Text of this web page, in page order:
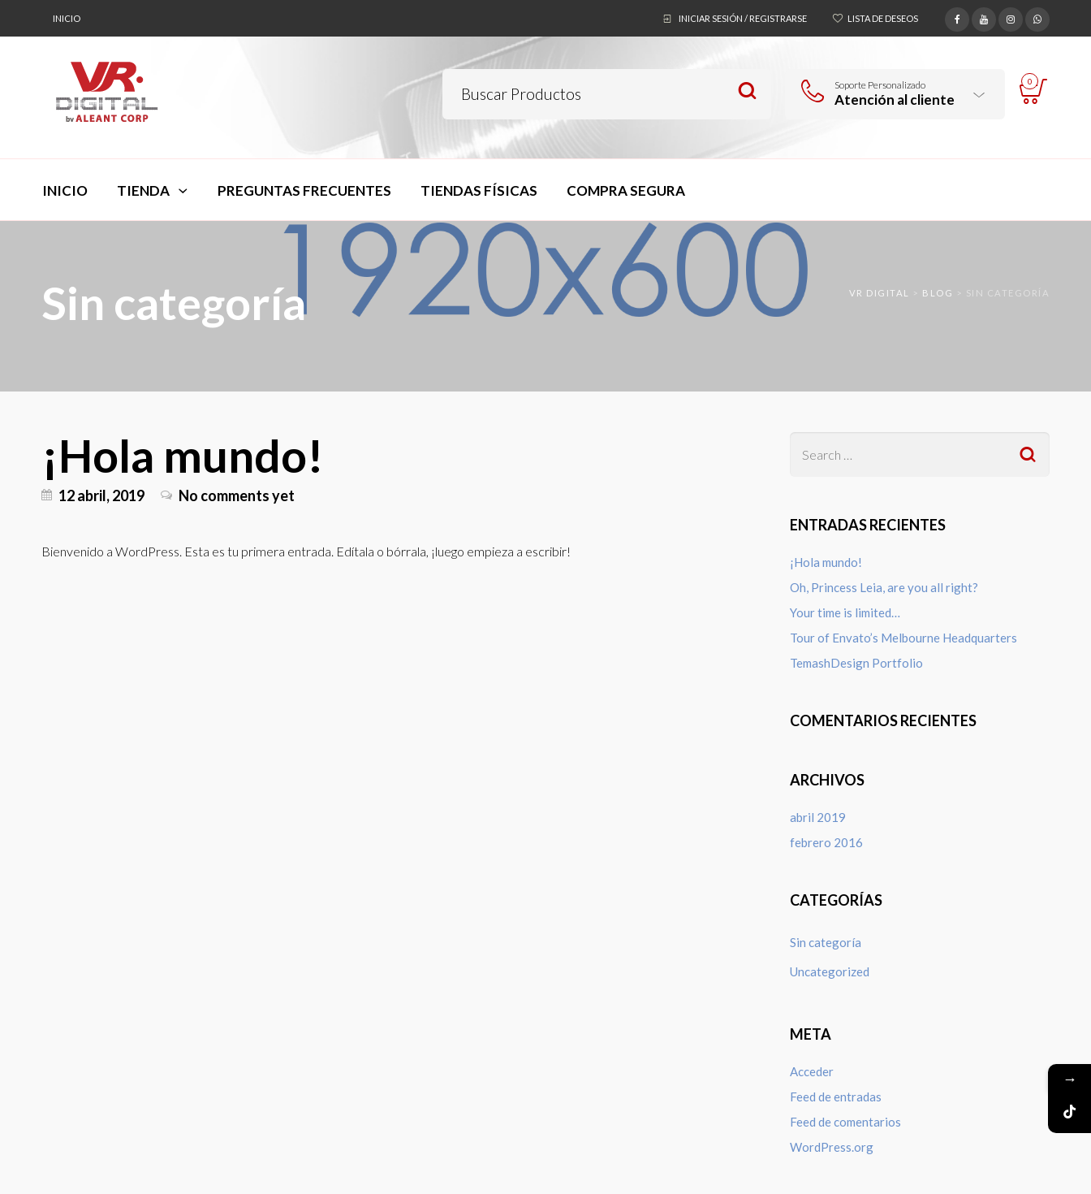
INICIO INICIAR SESIÓN / REGISTRARSE LISTA DE DESEOS
Soporte Personalizado
Atención al cliente
0
INICIO TIENDA PREGUNTAS FRECUENTES TIENDAS FÍSICAS COMPRA SEGURA
VR DIGITAL > BLOG > SIN CATEGORÍA
Sin categoría
¡Hola mundo!
12 abril, 2019 No comments yet
Bienvenido a WordPress. Esta es tu primera entrada. Edítala o bórrala, ¡luego empieza a escribir!
ENTRADAS RECIENTES
¡Hola mundo!
Oh, Princess Leia, are you all right?
Your time is limited…
Tour of Envato’s Melbourne Headquarters
TemashDesign Portfolio
COMENTARIOS RECIENTES
ARCHIVOS
abril 2019
febrero 2016
CATEGORÍAS
Sin categoría
Uncategorized
META
Acceder
Feed de entradas
Feed de comentarios
WordPress.org
→